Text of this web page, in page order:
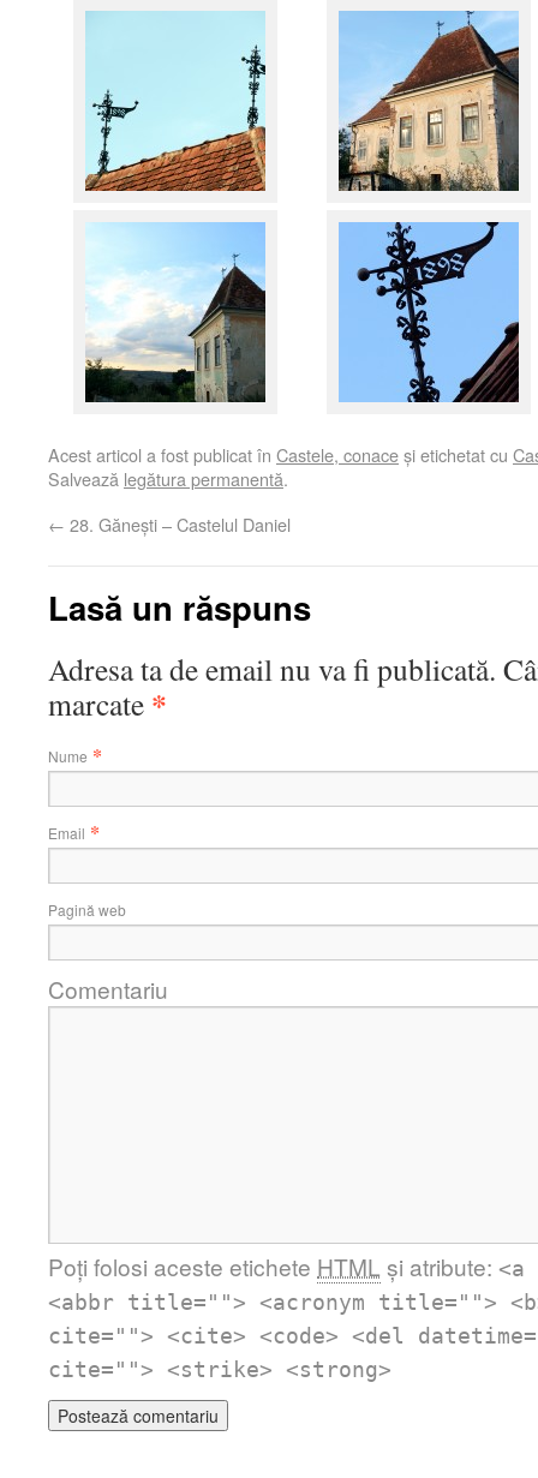
Acest articol a fost publicat în Castele, conaceși etichetat cu
Salvează legătura permanentă.
← 28. Găneşti – Castelul Daniel
Lasă un răspuns
Adresa ta de email nu va fi publicată.
marcate *
Nume *
Email *
Pagină web
Comentariu
Poți folosi aceste etichete HTML și atribute:
<abbr title=""> <acronym title="">
cite=""> <cite> <code> <del
cite=""> <strike> <strong>